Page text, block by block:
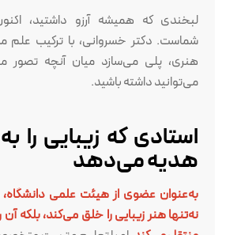
لبخندی که همیشه آرزو داشتید،
شماست. دکتر خسروانی، با ترکیب علم
هنری، پلی می‌سازد میان آنچه تصور
می‌توانید داشته باشید.
استادی که زیبایی را
هدیه می‌دهد
به‌عنوان عضوی از هیئت علمی
نه‌تنها هنر زیبایی را خلق می‌کند، بلکه آن